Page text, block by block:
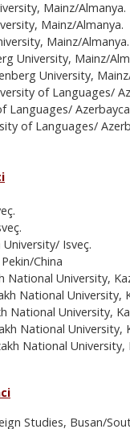
Mainz/Almanya.
Mainz/Almanya.
Mainz/Almanya.
University, Mainz/
University,
of Languages/
Languages/
of Languages/
Isveç.
China
National University,
National University,
National University,
National University,
National University,
Studies, Busan/